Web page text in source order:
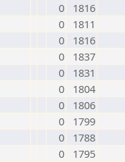
0
1816
0
1811
0
1816
0
1837
0
1831
0
1804
0
1806
0
1799
0
1788
0
1795